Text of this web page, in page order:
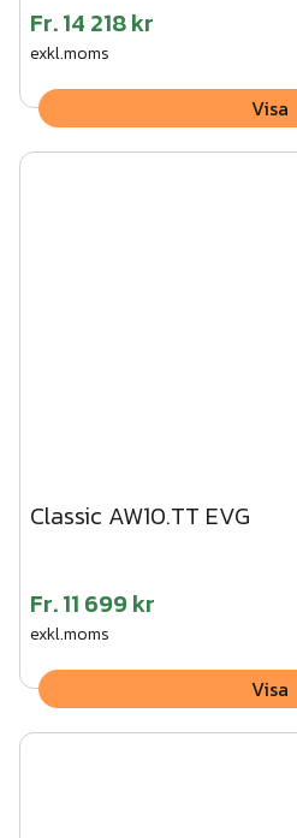
Fr.14 218 kr
exkl.moms
Visa
Classic AW10.TT EVG
Fr.11 699 kr
exkl.moms
Visa